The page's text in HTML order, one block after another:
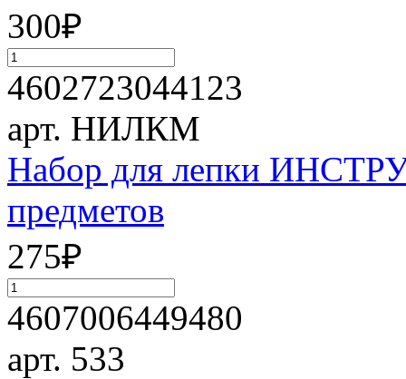
300₽
4602723044123
арт. НИЛКМ
Набор для лепки
предметов
275₽
4607006449480
арт. 533